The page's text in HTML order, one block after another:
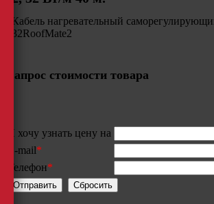
Кабель нагревательный
32RoofMate2
Запрос стоимости товара
Я хочу узнать цену на
E-mail*
Телефон*